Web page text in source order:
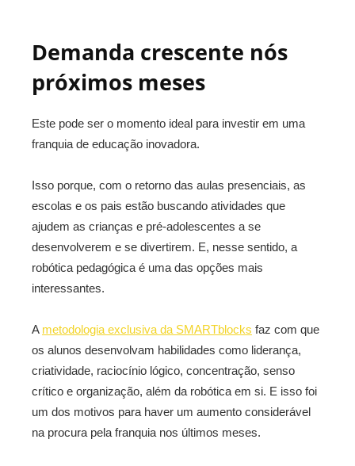
Demanda crescente nós
próximos meses
Este pode ser o momento ideal para investir em uma
franquia de educação inovadora.
Isso porque, com o retorno das aulas presenciais, as
escolas e os pais estão buscando atividades que
ajudem as crianças e pré-adolescentes a se
desenvolverem e se divertirem. E, nesse sentido, a
robótica pedagógica é uma das opções mais
interessantes.
A metodologia exclusiva da SMARTblocks faz com que
os alunos desenvolvam habilidades como liderança,
criatividade, raciocínio lógico, concentração, senso
crítico e organização, além da robótica em si. E isso foi
um dos motivos para haver um aumento considerável
na procura pela franquia nos últimos meses.